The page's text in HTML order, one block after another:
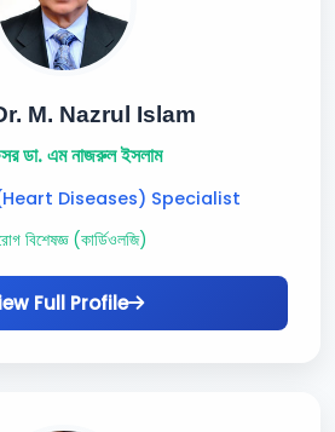
M. Nazrul Islam
ডা. এম নাজরুল ইসলাম
Diseases) Specialist
বিশেষজ্ঞ (কার্ডিওলজি)
Full Profile